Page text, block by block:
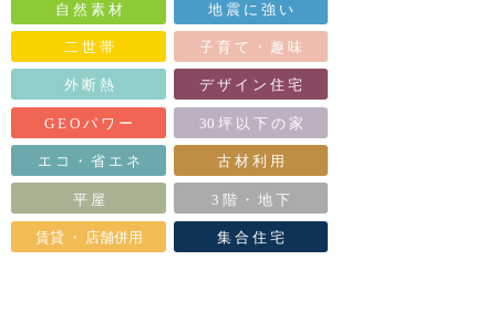
自 然 素 材 地 震 に 強 い
二 世 帯 子 育 て ・ 趣 味
外 断 熱 デ ザ イ ン 住 宅
G E O パ ワ ー 30 坪 以 下 の 家
エ コ ・ 省 エ ネ 古 材 利 用
平 屋 3 階 ・ 地 下
賃貸 ・ 店舗併用 集 合 住 宅